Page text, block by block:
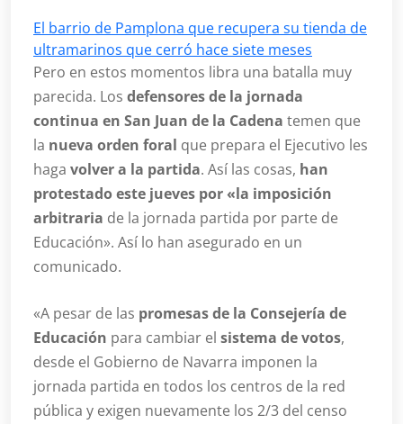
El barrio de Pamplona que recupera su tienda de
ultramarinos que cerró hace siete meses
Pero en estos momentos libra una batalla muy
parecida. Los defensores de la jornada
continua en San Juan de la Cadena temen que
la nueva orden foral que prepara el Ejecutivo les
haga volver a la partida. Así las cosas, han
protestado este jueves por «la imposición
arbitraria de la jornada partida por parte de
Educación». Así lo han asegurado en un
comunicado.
«A pesar de las promesas de la Consejería de
Educación para cambiar el sistema de votos,
desde el Gobierno de Navarra imponen la
jornada partida en todos los centros de la red
pública y exigen nuevamente los 2/3 del censo